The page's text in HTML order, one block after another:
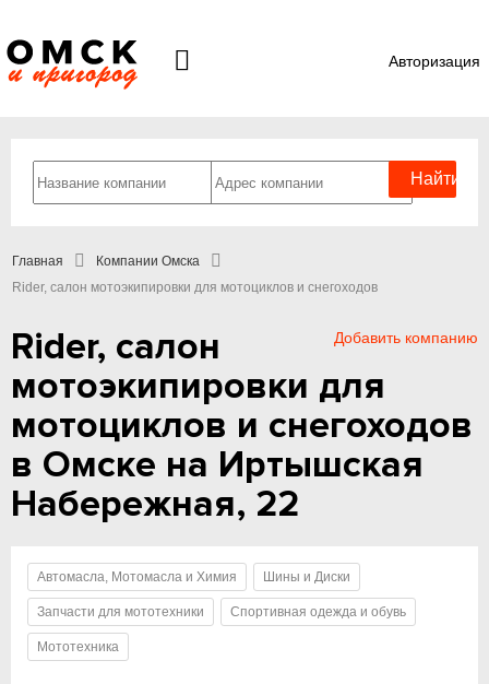
Авторизация
Главная
Компании Омска
Rider, салон мотоэкипировки для мотоциклов и снегоходов
Добавить компанию
Rider, салон
мотоэкипировки для
мотоциклов и снегоходов
в Омске на Иртышская
Набережная, 22
Автомасла, Мотомасла и Химия Шины и Диски
Запчасти для мототехники Спортивная одежда и обувь
Мототехника